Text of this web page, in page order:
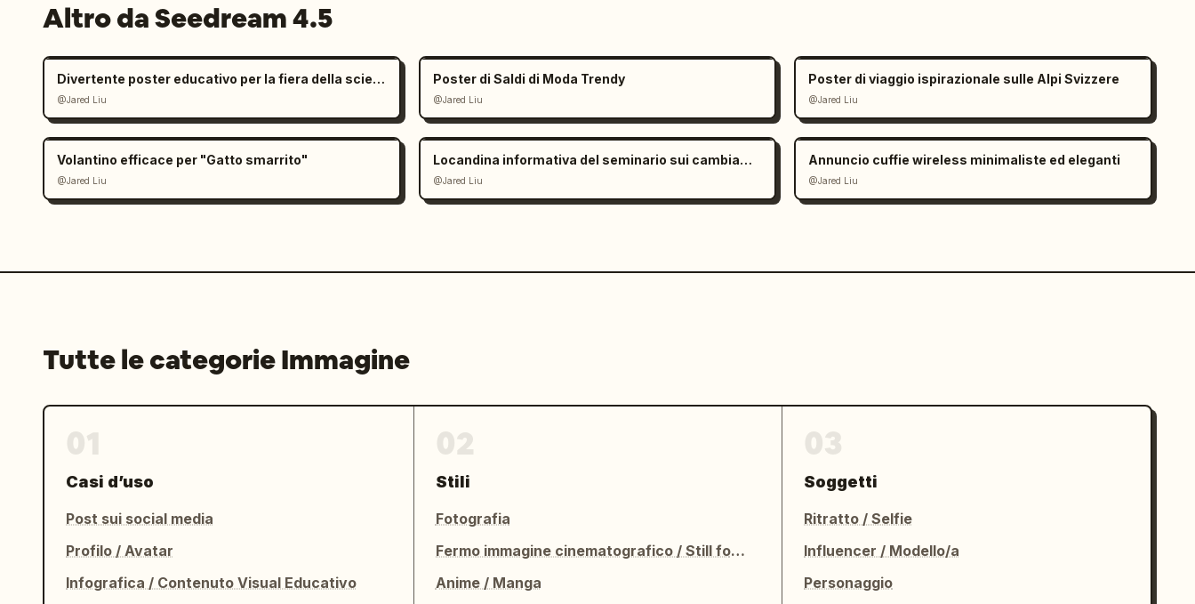
Altro da Seedream 4.5
Divertente poster educativo per la fiera della scienza dei bambini
@Jared Liu
Poster di Saldi di Moda Trendy
@Jared Liu
Poster di viaggio ispirazionale sulle Alpi Svizzere
@Jared Liu
Volantino efficace per "Gatto smarrito"
@Jared Liu
Locandina informativa del seminario sui cambiamenti climatici
@Jared Liu
Annuncio cuffie wireless minimaliste ed eleganti
@Jared Liu
Tutte le categorie Immagine
Casi d’uso
Post sui social media
Profilo / Avatar
Infografica / Contenuto Visual Educativo
Stili
Fotografia
Fermo immagine cinematografico / Still fotografico
Anime / Manga
Soggetti
Ritratto / Selfie
Influencer / Modello/a
Personaggio